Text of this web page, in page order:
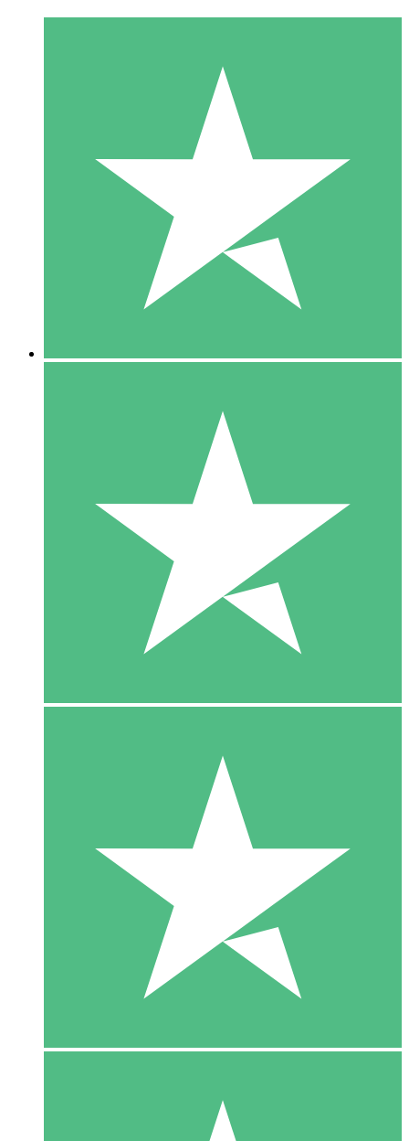
Individuele Creditpakketten
Betaal per gebruik met downloadtegoeden. Geen maandelijkse
1000
10 Downloaden
20 00